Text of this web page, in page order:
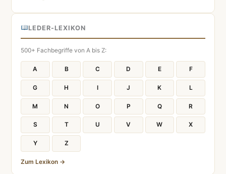
LEDER-LEXIKON
500+ Fachbegriffe von A bis Z:
A B C D E F
G H I J K L
M N O P Q R
S T U V W X
Y Z
Zum Lexikon →